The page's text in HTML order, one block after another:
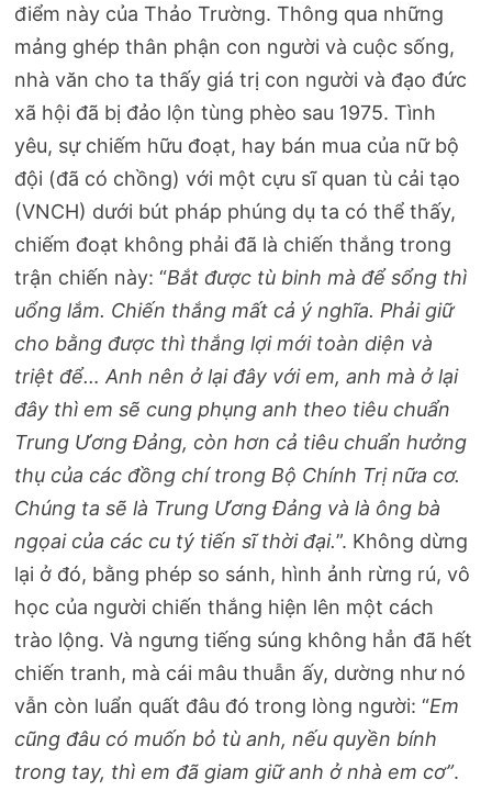
điểm này của Thảo Trường. Thông qua những
mảng ghép thân phận con người và cuộc sống,
nhà văn cho ta thấy giá trị con người và đạo đức
xã hội đã bị đảo lộn tùng phèo sau 1975. Tình
yêu, sự chiếm hữu đoạt, hay bán mua của nữ bộ
đội (đã có chồng) với một cựu sĩ quan tù cải tạo
(VNCH) dưới bút pháp phúng dụ ta có thể thấy,
chiếm đoạt không phải đã là chiến thắng trong
trận chiến này: “Bắt được tù binh mà để sổng thì
uổng lắm. Chiến thắng mất cả ý nghĩa. Phải giữ
cho bằng được thì thắng lợi mới toàn diện và
triệt để… Anh nên ở lại đây với em, anh mà ở lại
đây thì em sẽ cung phụng anh theo tiêu chuẩn
Trung Ương Đảng, còn hơn cả tiêu chuẩn hưởng
thụ của các đồng chí trong Bộ Chính Trị nữa cơ.
Chúng ta sẽ là Trung Ương Đảng và là ông bà
ngọai của các cu tý tiến sĩ thời đại.”. Không dừng
lại ở đó, bằng phép so sánh, hình ảnh rừng rú, vô
học của người chiến thắng hiện lên một cách
trào lộng. Và ngưng tiếng súng không hẳn đã hết
chiến tranh, mà cái mâu thuẫn ấy, dường như nó
vẫn còn luẩn quất đâu đó trong lòng người: “Em
cũng đâu có muốn bỏ tù anh, nếu quyền bính
trong tay, thì em đã giam giữ anh ở nhà em cơ”.